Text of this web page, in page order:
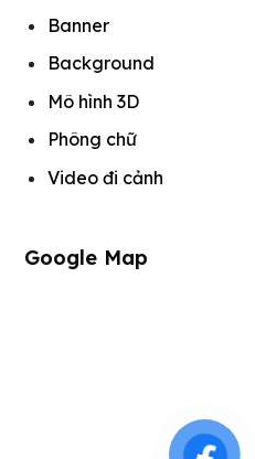
Banner
Background
Mô hình 3D
Phông chữ
Video đi cảnh
Google Map